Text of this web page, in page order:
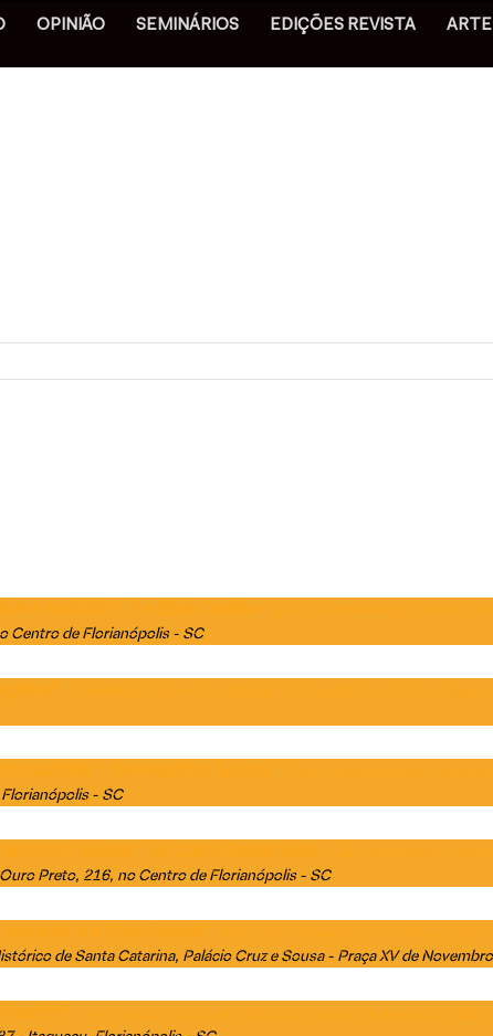
OPINIÃO SEMINÁRIOS EDIÇÕES REVISTA
Centro de Florianópolis - SC
- SC
Preto, 216, no Centro de Florianópolis - SC
de Santa Catarina, Palácio Cruz e Sousa - Praça XV de